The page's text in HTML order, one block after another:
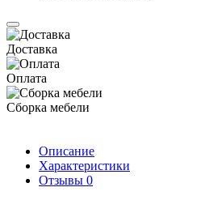
Доставка
Оплата
Сборка мебели
Описание
Характеристики
Отзывы 0